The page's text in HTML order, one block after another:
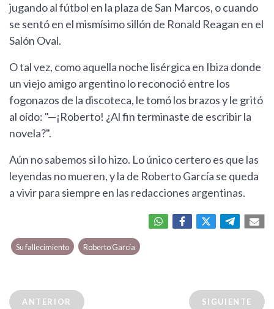
jugando al fútbol en la plaza de San Marcos, o cuando
se sentó en el mismísimo sillón de Ronald Reagan en el
Salón Oval.
O tal vez, como aquella noche lisérgica en Ibiza donde
un viejo amigo argentino lo reconoció entre los
fogonazos de la discoteca, le tomó los brazos y le gritó
al oído: "—¡Roberto! ¿Al fin terminaste de escribir la
novela?".
Aún no sabemos si lo hizo. Lo único certero es que las
leyendas no mueren, y la de Roberto García se queda
a vivir para siempre en las redacciones argentinas.
Su fallecimiento Roberto García
ANTERIOR SIGUIENTE